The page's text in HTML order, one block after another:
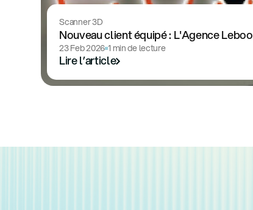
Scanner 3D
Nouveau client équipé : L'Agence Leboo
23 Feb 2026 1 min de lecture
Lire l’article